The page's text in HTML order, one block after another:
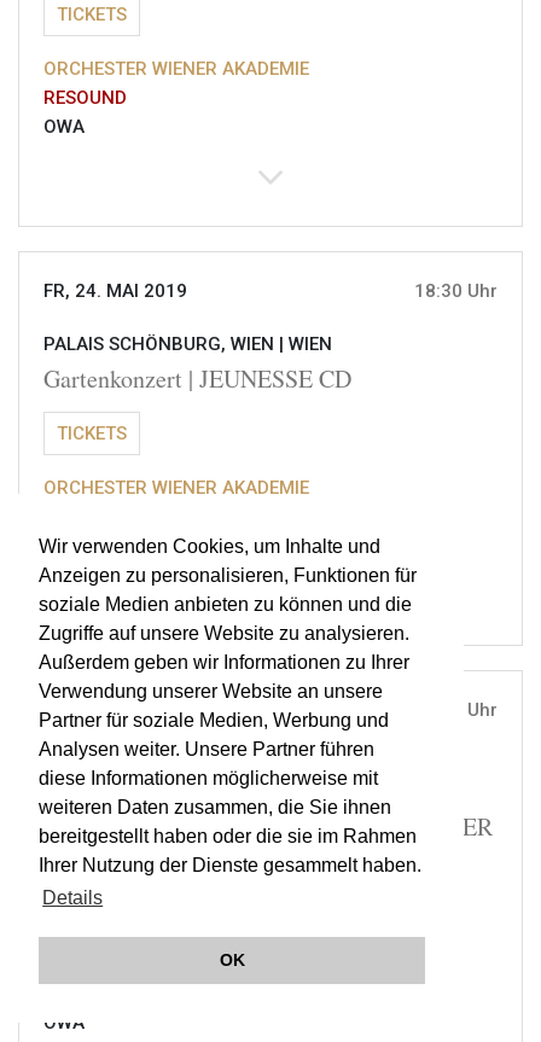
Wir verwenden Cookies, um Inhalte und
Anzeigen zu personalisieren, Funktionen für
soziale Medien anbieten zu können und die
Zugriffe auf unsere Website zu analysieren.
Außerdem geben wir Informationen zu Ihrer
Verwendung unserer Website an unsere
Partner für soziale Medien, Werbung und
Analysen weiter. Unsere Partner führen
diese Informationen möglicherweise mit
weiteren Daten zusammen, die Sie ihnen
bereitgestellt haben oder die sie im Rahmen
Ihrer Nutzung der Dienste gesammelt haben.
Details
OK
TICKETS
ORCHESTER WIENER AKADEMIE
RESOUND
OWA
FR, 24. MAI 2019 18:30 Uhr
PALAIS SCHÖNBURG, WIEN | WIEN
Gartenkonzert | JEUNESSE CD
TICKETS
ORCHESTER WIENER AKADEMIE
OWA
DO, 03. OKT 2019 19:30 Uhr
ÖSTERREICHISCHE AKADEMIE DER
WISSENSCHAFTEN, WIEN |WIEN
MÄLZELS MECHANISCHER TROMPETER
| RESOUND | JEUNESSE A
TICKETS
OWA